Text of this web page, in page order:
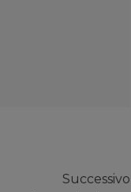
Successivo